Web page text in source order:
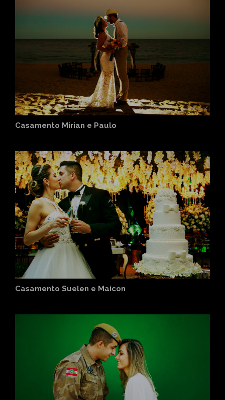
Casamento Mirian e Paulo
Casamento Suelen e Maicon